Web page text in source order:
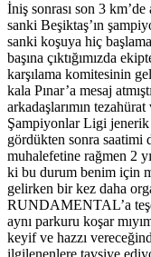
İniş sonrası son 3
sanki Beşiktaş’ın
sanki koşuya hiç
başına çıktığımızda
karşılama komitesinin
kala Pınar’a mesaj
arkadaşlarımın
Şampiyonlar Ligi
gördükten sonra saatimi
muhalefetine rağmen 2
ki bu durum benim için
gelirken bir kez daha
RUNDAMENTAL’a
aynı parkuru koşar
keyif ve hazzı
ilgilenenlere tavsiye